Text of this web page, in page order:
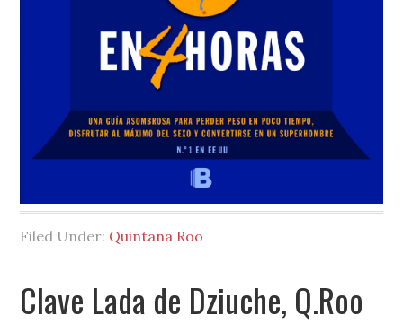
Filed Under: Quintana Roo
Clave Lada de Dziuche, Q.Roo